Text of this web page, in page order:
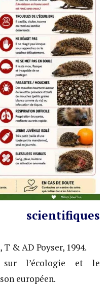
, T & AD Poyser, 1994.
l’écologie et le
européen.